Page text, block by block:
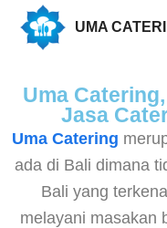
UMA
Uma
Jasa
Uma Catering
ada di Bali dimana
Bali yang
melayani masakan